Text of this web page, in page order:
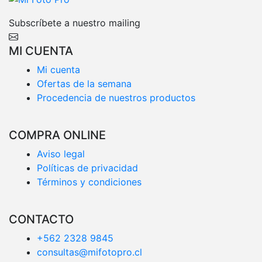
Subscríbete a nuestro mailing
MI CUENTA
Mi cuenta
Ofertas de la semana
Procedencia de nuestros productos
COMPRA ONLINE
Aviso legal
Políticas de privacidad
Términos y condiciones
CONTACTO
+562 2328 9845
consultas@mifotopro.cl